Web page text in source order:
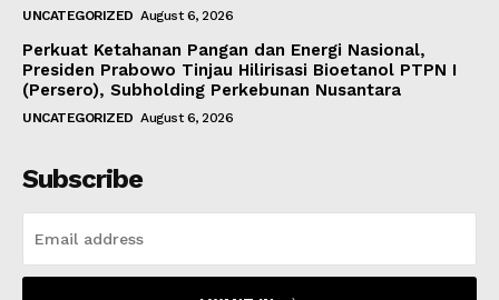
UNCATEGORIZED August 6, 2026
Perkuat Ketahanan Pangan dan Energi Nasional,
Presiden Prabowo Tinjau Hilirisasi Bioetanol PTPN I
(Persero), Subholding Perkebunan Nusantara
UNCATEGORIZED August 6, 2026
Subscribe